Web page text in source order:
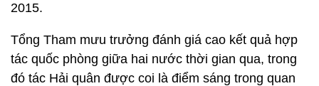
2015.
Tổng Tham mưu trưởng đánh giá cao kết quả hợp
tác quốc phòng giữa hai nước thời gian qua, trong
đó tác Hải quân được coi là điểm sáng trong quan